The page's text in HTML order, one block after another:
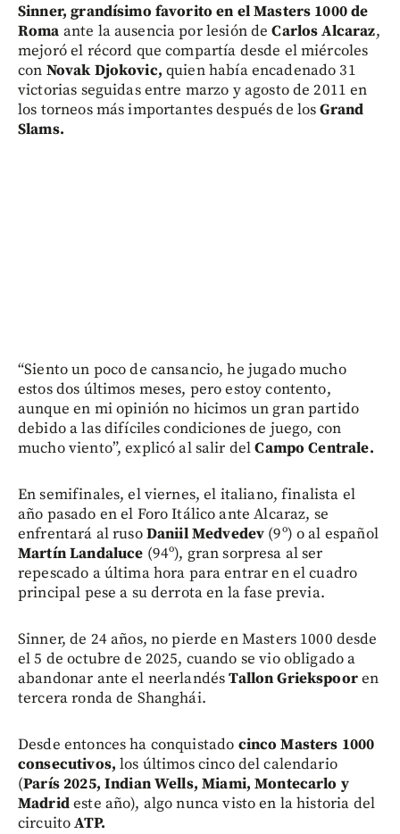
Sinner, grandísimo favorito en el Masters 1000 de
Roma ante la ausencia por lesión deCarlos Alcaraz,
mejoró el récord que compartía desde el miércoles
con Novak Djokovic,quien había encadenado 31
victorias seguidas entre marzo y agosto de 2011 en
los torneos más importantes después de losGrand
Slams.
“Siento un poco de cansancio, he jugado mucho
estos dos últimos meses, pero estoy contento,
aunque en mi opinión no hicimos un gran partido
debido a las difíciles condiciones de juego, con
mucho viento”, explicó al salir delCampo Centrale.
En semifinales, el viernes, el italiano, finalista el
año pasado en el Foro Itálico ante Alcaraz, se
enfrentará al rusoDaniil Medvedev (9º) o al español
Martín Landaluce (94º), gran sorpresa al ser
repescado a última hora para entrar en el cuadro
principal pese a su derrota en la fase previa.
Sinner, de 24 años, no pierde en Masters 1000 desde
el 5 de octubre de 2025, cuando se vio obligado a
abandonar ante el neerlandésTallon Griekspooren
tercera ronda de Shanghái.
Desde entonces ha conquistado cinco Masters 1000
consecutivos, los últimos cinco del calendario
(París 2025, Indian Wells, Miami, Montecarlo y
Madrideste año), algo nunca visto en la historia del
circuitoATP.